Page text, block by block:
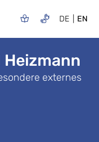
DE EN
Heizmann
externes